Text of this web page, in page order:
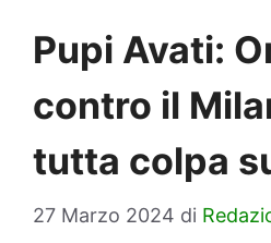
Pupi Avati:
contro il
tutta colpa
27 Marzo 2024 di